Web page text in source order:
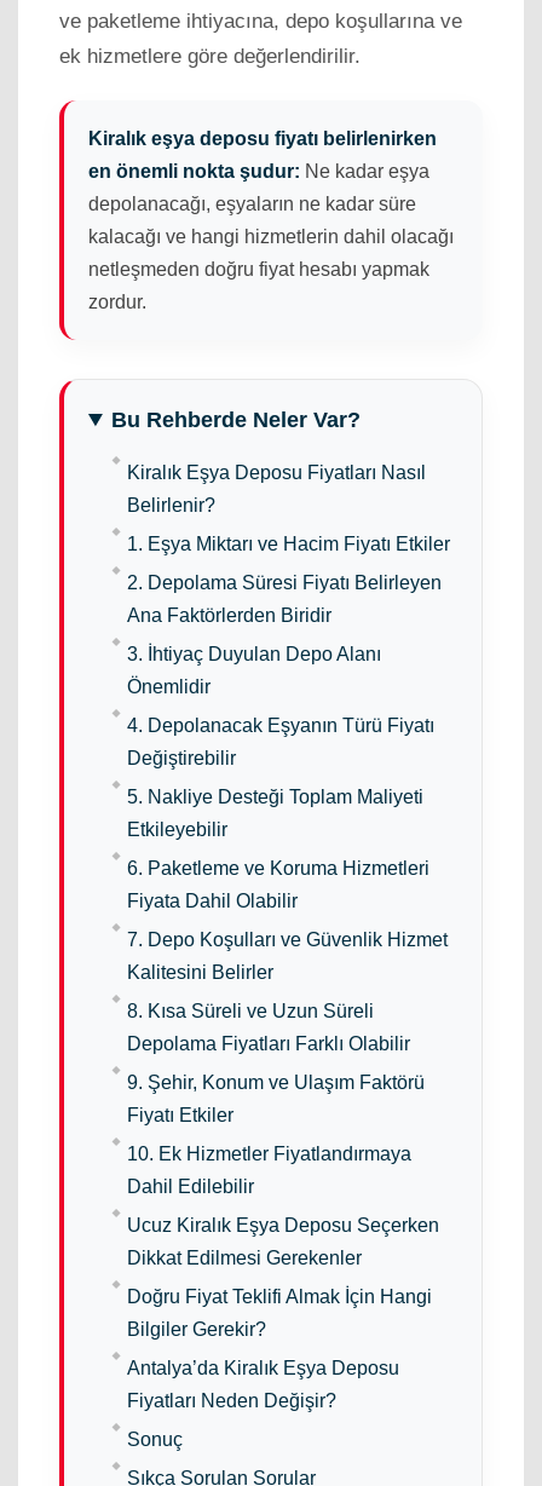
ve paketleme ihtiyacına, depo koşullarına ve
ek hizmetlere göre değerlendirilir.
Kiralık eşya deposu fiyatı belirlenirken
en önemli nokta şudur: Ne kadar eşya
depolanacağı, eşyaların ne kadar süre
kalacağı ve hangi hizmetlerin dahil olacağı
netleşmeden doğru fiyat hesabı yapmak
zordur.
Bu Rehberde Neler Var?
Kiralık Eşya Deposu Fiyatları Nasıl
Belirlenir?
1. Eşya Miktarı ve Hacim Fiyatı Etkiler
2. Depolama Süresi Fiyatı Belirleyen
Ana Faktörlerden Biridir
3. İhtiyaç Duyulan Depo Alanı
Önemlidir
4. Depolanacak Eşyanın Türü Fiyatı
Değiştirebilir
5. Nakliye Desteği Toplam Maliyeti
Etkileyebilir
6. Paketleme ve Koruma Hizmetleri
Fiyata Dahil Olabilir
7. Depo Koşulları ve Güvenlik Hizmet
Kalitesini Belirler
8. Kısa Süreli ve Uzun Süreli
Depolama Fiyatları Farklı Olabilir
9. Şehir, Konum ve Ulaşım Faktörü
Fiyatı Etkiler
10. Ek Hizmetler Fiyatlandırmaya
Dahil Edilebilir
Ucuz Kiralık Eşya Deposu Seçerken
Dikkat Edilmesi Gerekenler
Doğru Fiyat Teklifi Almak İçin Hangi
Bilgiler Gerekir?
Antalya’da Kiralık Eşya Deposu
Fiyatları Neden Değişir?
Sonuç
Sıkça Sorulan Sorular